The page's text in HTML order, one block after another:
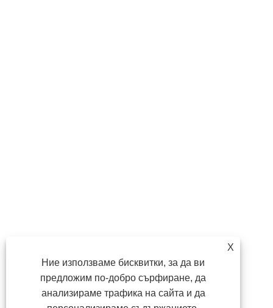
X
Ние използваме бисквитки, за да ви
предложим по-добро сърфиране, да
анализираме трафика на сайта и да